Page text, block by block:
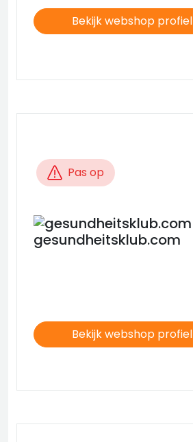
Bekijk webshop profiel
Pas op
gesundheitsklub.com
Bekijk webshop profiel